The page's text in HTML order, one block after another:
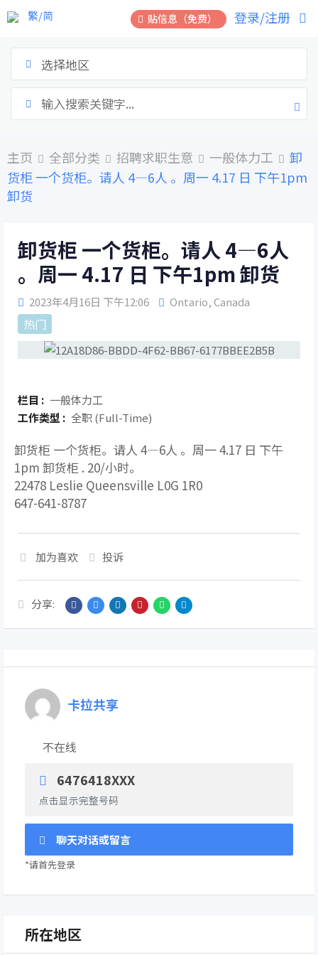
跳
到
贴信息（免费） 登录/注册
繁/简
选择地区
主页 全部分类 招聘求职生意 一般体力工
卸
货柜 一个货柜。请人 4—6人 。周一 4.17 日 下午1pm
卸货
卸货柜 一个货柜。请人 4—6人
。周一 4.17 日 下午1pm 卸货
2023年4月16日 下午12:06 Ontario,Canada
热门
栏目 : 一般体力工
工作类型 : 全职 (Full-Time)
卸货柜 一个货柜。请人 4—6人 。周一 4.17 日 下午
1pm 卸货柜 . 20/小时。
22478 Leslie Queensville L0G 1R0
647-641-8787
加为喜欢 投诉
分享:
卡拉共享
不在线
6476418XXX
点击显示完整号码
聊天对话或留言
*请首先登录
所在地区